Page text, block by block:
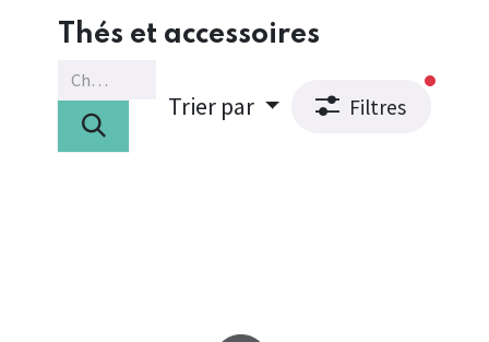
Thés et accessoires
Trier par Filtres